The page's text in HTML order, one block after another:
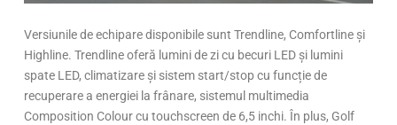
Versiunile de echipare disponibile sunt Trendline, Comfortline și
Highline. Trendline oferă lumini de zi cu becuri LED și lumini
spate LED, climatizare și sistem start/stop cu funcție de
recuperare a energiei la frânare, sistemul multimedia
Composition Colour cu touchscreen de 6,5 inchi. În plus, Golf